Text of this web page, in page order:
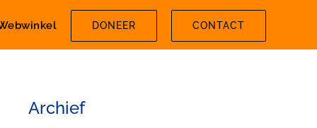
DONEER CONTACT
Archief